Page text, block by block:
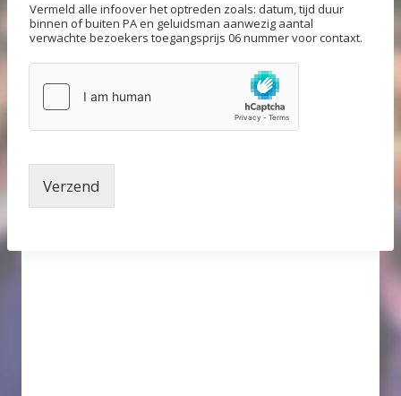
Vermeld alle infoover het optreden zoals: datum, tijd duur
binnen of buiten PA en geluidsman aanwezig aantal
verwachte bezoekers toegangsprijs 06 nummer voor contaxt.
Verzend